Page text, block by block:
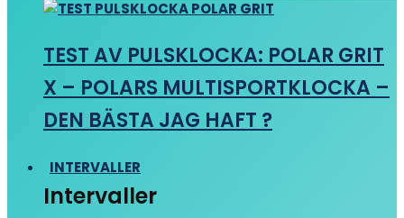
TEST AV PULSKLOCKA: POLAR GRIT
X – POLARS MULTISPORTKLOCKA –
DEN BÄSTA JAG HAFT ?
INTERVALLER
Intervaller